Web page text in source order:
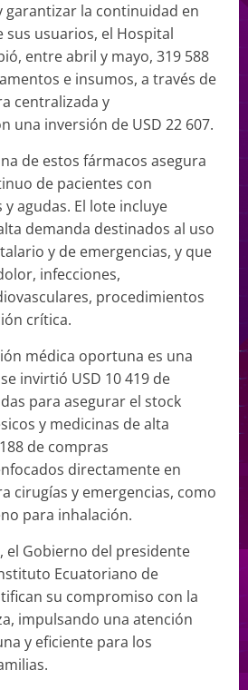
garantizar la continuidad en
usuarios, el Hospital
entre abril y mayo, 319 588
e insumos, a través de
centralizada y
una inversión de USD 22 607.
de estos fármacos asegura
de pacientes con
agudas. El lote incluye
demanda destinados al uso
y de emergencias, y que
infecciones,
procedimientos
crítica.
médica oportuna es una
invirtió USD 10 419 de
para asegurar el stock
y medicinas de alta
de compras
directamente en
cirugías y emergencias, como
para inhalación.
el Gobierno del presidente
Ecuatoriano de
su compromiso con la
impulsando una atención
y eficiente para los